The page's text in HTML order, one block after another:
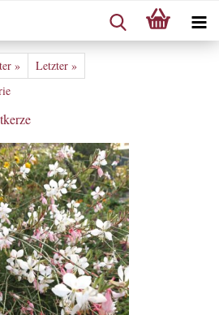
» Letzter »